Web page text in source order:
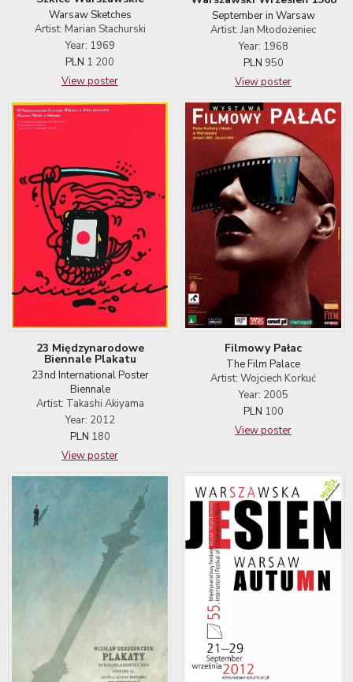
Warsaw Sketches
Artist: Marian Stachurski
Year: 1969
PLN 1 200
View poster
September in Warsaw
Artist: Jan Młodożeniec
Year: 1968
PLN 950
View poster
23 Międzynarodowe
Biennale Plakatu
23nd International Poster
Biennale
Artist: Takashi Akiyama
Year: 2012
PLN 180
View poster
Filmowy Pałac
The Film Palace
Artist: Wojciech Korkuć
Year: 2005
PLN 100
View poster